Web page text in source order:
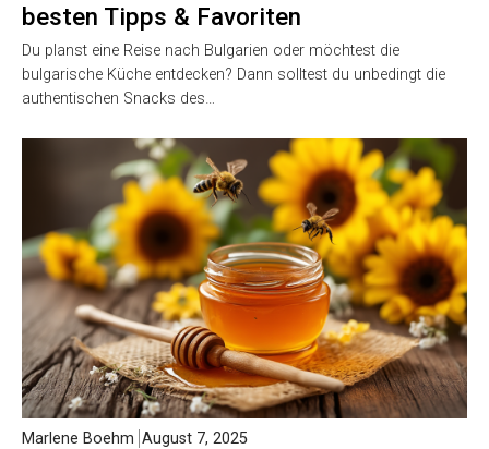
besten Tipps & Favoriten
Du planst eine Reise nach Bulgarien oder möchtest die
bulgarische Küche entdecken? Dann solltest du unbedingt die
authentischen Snacks des…
Marlene Boehm August 7, 2025